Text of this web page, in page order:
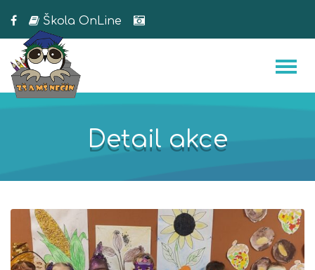
Škola OnLine
Detail akce